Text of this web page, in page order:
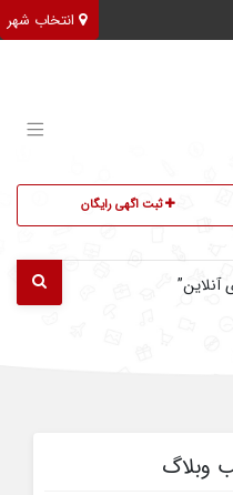
ثبت اگهی رایگان
وبلاگ